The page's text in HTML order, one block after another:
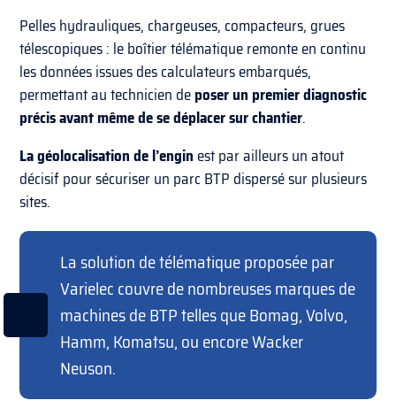
Pelles hydrauliques, chargeuses, compacteurs, grues
télescopiques : le boîtier télématique remonte en continu
les données issues des calculateurs embarqués,
permettant au technicien deposer un premier diagnostic
précis avant même de se déplacer sur chantier.
La géolocalisation de l’engin est par ailleurs un atout
décisif pour sécuriser un parc BTP dispersé sur plusieurs
sites.
La solution de télématique proposée par
Varielec couvre de nombreuses marques de
machines de BTP telles que Bomag, Volvo,
Hamm, Komatsu, ou encore Wacker
Neuson.